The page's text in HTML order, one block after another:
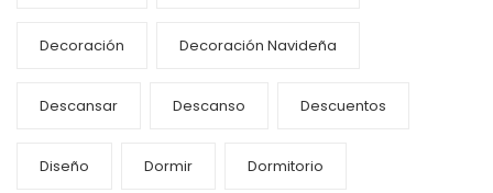
Decoración Decoración Navideña
Descansar Descanso Descuentos
Diseño Dormir Dormitorio